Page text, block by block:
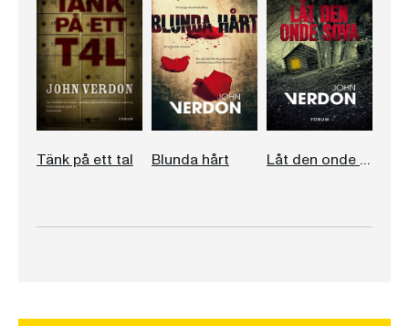
Tänk på ett tal Blunda hårt Låt den onde sova